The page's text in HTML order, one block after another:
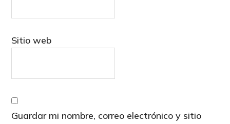
Sitio web
Guardar mi nombre, correo electrónico y sitio